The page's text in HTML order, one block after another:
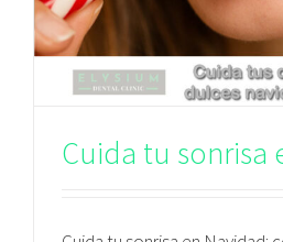
Cuida tu sonrisa